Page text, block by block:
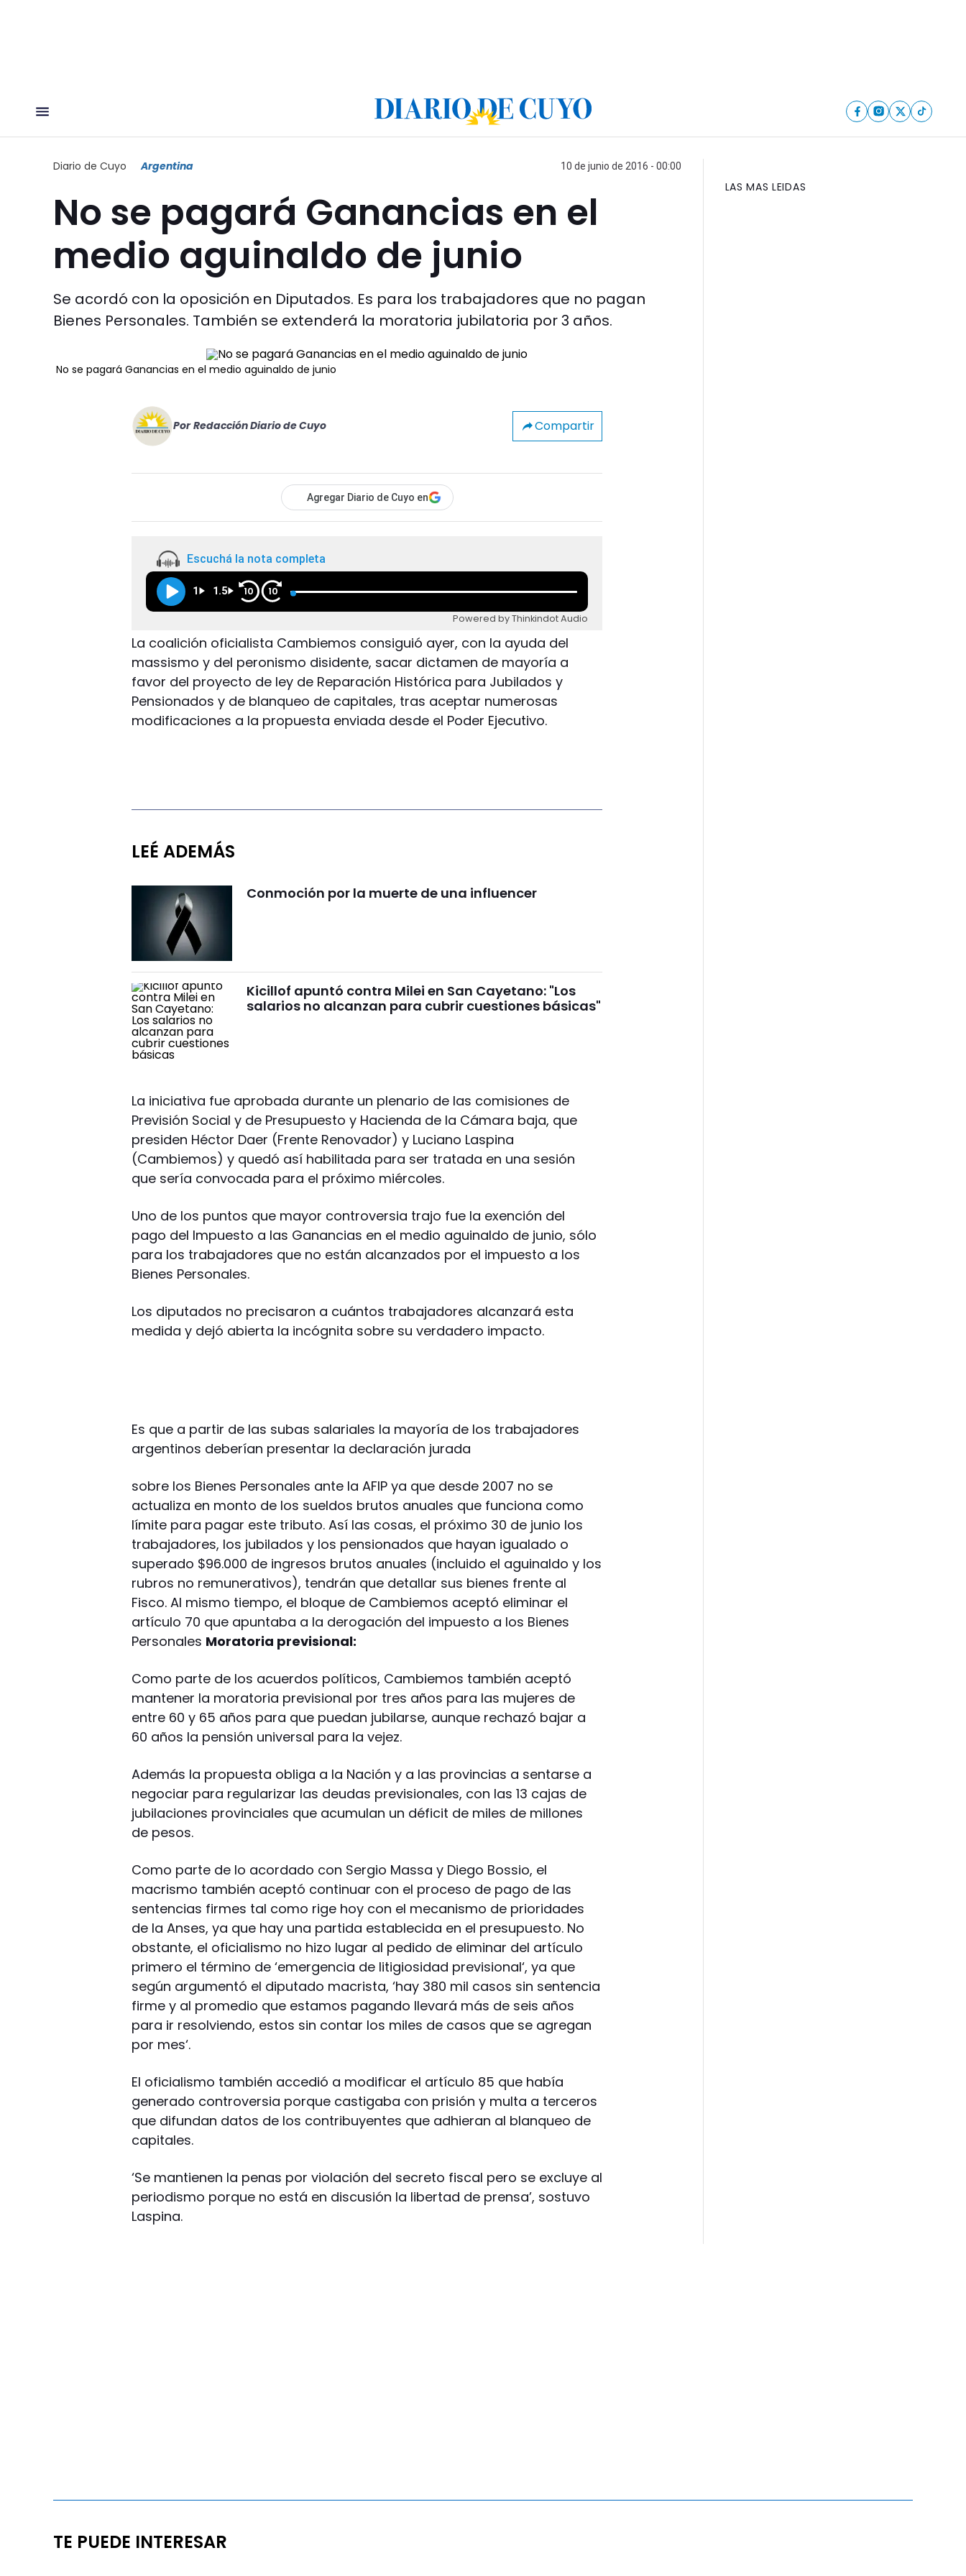
Diario de Cuyo Argentina 10 de junio de 2016 - 00:00
No se pagará Ganancias en el
medio aguinaldo de junio
Se acordó con la oposición en Diputados. Es para los trabajadores que no pagan
Bienes Personales. También se extenderá la moratoria jubilatoria por 3 años.
No se pagará Ganancias en el medio aguinaldo de junio
Por Redacción Diario de Cuyo Compartir
Agregar Diario de Cuyo en
Escuchá la nota completa
1 1.5 10 10
Powered by Thinkindot Audio
La coalición oficialista Cambiemos consiguió ayer, con la ayuda del
massismo y del peronismo disidente, sacar dictamen de mayoría a
favor del proyecto de ley de Reparación Histórica para Jubilados y
Pensionados y de blanqueo de capitales, tras aceptar numerosas
modificaciones a la propuesta enviada desde el Poder Ejecutivo.
LEÉ ADEMÁS
Conmoción por la muerte de una influencer
Kicillof apuntó contra Milei en San Cayetano: "Los
salarios no alcanzan para cubrir cuestiones básicas"
La iniciativa fue aprobada durante un plenario de las comisiones de
Previsión Social y de Presupuesto y Hacienda de la Cámara baja, que
presiden Héctor Daer (Frente Renovador) y Luciano Laspina
(Cambiemos) y quedó así habilitada para ser tratada en una sesión
que sería convocada para el próximo miércoles.
Uno de los puntos que mayor controversia trajo fue la exención del
pago del Impuesto a las Ganancias en el medio aguinaldo de junio, sólo
para los trabajadores que no están alcanzados por el impuesto a los
Bienes Personales.
Los diputados no precisaron a cuántos trabajadores alcanzará esta
medida y dejó abierta la incógnita sobre su verdadero impacto.
Es que a partir de las subas salariales la mayoría de los trabajadores
argentinos deberían presentar la declaración jurada
sobre los Bienes Personales ante la AFIP ya que desde 2007 no se
actualiza en monto de los sueldos brutos anuales que funciona como
límite para pagar este tributo. Así las cosas, el próximo 30 de junio los
trabajadores, los jubilados y los pensionados que hayan igualado o
superado $96.000 de ingresos brutos anuales (incluido el aguinaldo y los
rubros no remunerativos), tendrán que detallar sus bienes frente al
Fisco. Al mismo tiempo, el bloque de Cambiemos aceptó eliminar el
artículo 70 que apuntaba a la derogación del impuesto a los Bienes
Personales Moratoria previsional:
Como parte de los acuerdos políticos, Cambiemos también aceptó
mantener la moratoria previsional por tres años para las mujeres de
entre 60 y 65 años para que puedan jubilarse, aunque rechazó bajar a
60 años la pensión universal para la vejez.
Además la propuesta obliga a la Nación y a las provincias a sentarse a
negociar para regularizar las deudas previsionales, con las 13 cajas de
jubilaciones provinciales que acumulan un déficit de miles de millones
de pesos.
Como parte de lo acordado con Sergio Massa y Diego Bossio, el
macrismo también aceptó continuar con el proceso de pago de las
sentencias firmes tal como rige hoy con el mecanismo de prioridades
de la Anses, ya que hay una partida establecida en el presupuesto. No
obstante, el oficialismo no hizo lugar al pedido de eliminar del artículo
primero el término de ‘emergencia de litigiosidad previsional‘, ya que
según argumentó el diputado macrista, ‘hay 380 mil casos sin sentencia
firme y al promedio que estamos pagando llevará más de seis años
para ir resolviendo, estos sin contar los miles de casos que se agregan
por mes‘.
El oficialismo también accedió a modificar el artículo 85 que había
generado controversia porque castigaba con prisión y multa a terceros
que difundan datos de los contribuyentes que adhieran al blanqueo de
capitales.
‘Se mantienen la penas por violación del secreto fiscal pero se excluye al
periodismo porque no está en discusión la libertad de prensa’, sostuvo
Laspina.
LAS MAS LEIDAS
TE PUEDE INTERESAR